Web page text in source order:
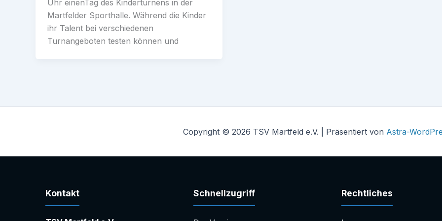
Uhr einenTag des Kinderturnens in der
Martfelder Sporthalle. Während die Kinder
ihr Talent bei verschiedenen
Turnangeboten testen können und
Copyright © 2026 TSV Martfeld e.V. | Präsentiert von Astra-
Kontakt Schnellzugriff Rechtliches